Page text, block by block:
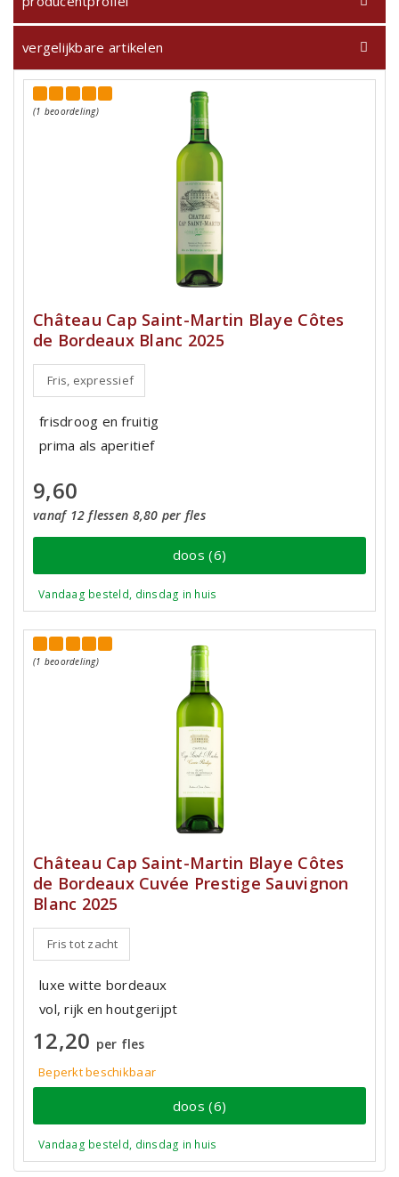
vergelijkbare artikelen
(1 beoordeling)
Château Cap Saint-Martin Blaye Côtes
de Bordeaux Blanc 2025
Fris, expressief
frisdroog en fruitig
prima als aperitief
9,60
vanaf 12 flessen 8,80 per fles
doos (6)
Vandaag besteld, dinsdag in huis
(1 beoordeling)
Château Cap Saint-Martin Blaye Côtes
de Bordeaux Cuvée Prestige Sauvignon
Blanc 2025
Fris tot zacht
luxe witte bordeaux
vol, rijk en houtgerijpt
12,20 per fles
Beperkt beschikbaar
doos (6)
Vandaag besteld, dinsdag in huis